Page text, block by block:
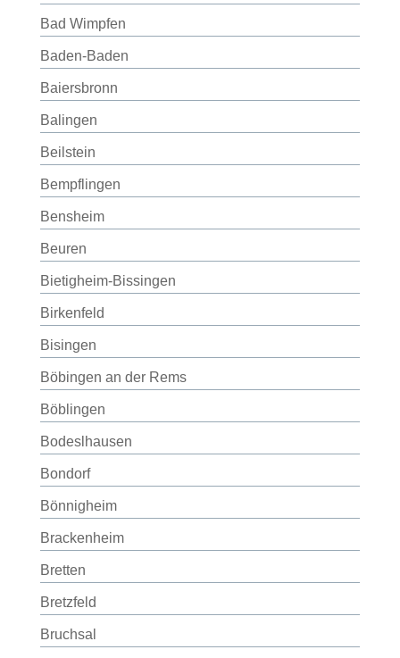
Bad Wimpfen
Baden-Baden
Baiersbronn
Balingen
Beilstein
Bempflingen
Bensheim
Beuren
Bietigheim-Bissingen
Birkenfeld
Bisingen
Böbingen an der Rems
Böblingen
Bodeslhausen
Bondorf
Bönnigheim
Brackenheim
Bretten
Bretzfeld
Bruchsal